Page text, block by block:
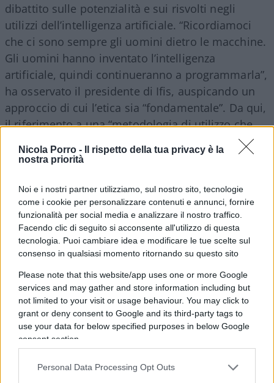
Nicola Porro -
Il rispetto della tua privacy è la
nostra priorità
Noi e i nostri partner utilizziamo, sul nostro sito, tecnologie
come i cookie per personalizzare contenuti e annunci, fornire
funzionalità per social media e analizzare il nostro traffico.
Facendo clic di seguito si acconsente all'utilizzo di questa
tecnologia. Puoi cambiare idea e modificare le tue scelte sul
consenso in qualsiasi momento ritornando su questo sito
Please note that this website/app uses one or more Google
services and may gather and store information including but
not limited to your visit or usage behaviour. You may click to
grant or deny consent to Google and its third-party tags to
use your data for below specified purposes in below Google
consent section.
Personal Data Processing Opt Outs
dibattito sulle potenzialità e sui risvolti negli
utilizzi dell’intelligenza artificiale. “Ricordiamoci
che ci sono sempre gli uomini dietro le macchine.
Gli uomini hanno inventato l’intelligenza
artificiale, quindi continueranno a programmarla”,
ha osservato il presidente di Ifis, auspicando un
approccio di cui l’etica sia “fondamentale”. Da qui,
il riferimento a una “metodologia di utilizzo che
sia positiva che sia è eticamente sostenibile”.
Milano, in scena il 2 febbraio scorso al Centro
Congressi della Fondazione Cariplo, Fürstenberg
Fassio ha portato la testimonianza e il punto di
vista della propria banca. “Da quarant’anni diamo
credito alle piccole e medie imprese italiane,
sosteniamo ilMade in Italye cerchiamo
costantemente di dare quella porzione di credito
che le grosse banche di sistema non riescono a
dare”, ha raccontato aNicolaporro.itilpresidente
del gruppo bancario
quali siano oggi le richieste più urgenti delle